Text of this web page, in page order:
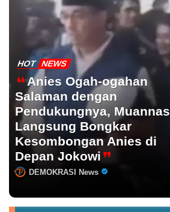
HOT NEWS
Anies Ogah-ogahan
Salaman dengan
Pendukungnya, Muannas
Langsung Bongkar
Kesombongan Anies di
Depan Jokowi
DEMOKRASI News